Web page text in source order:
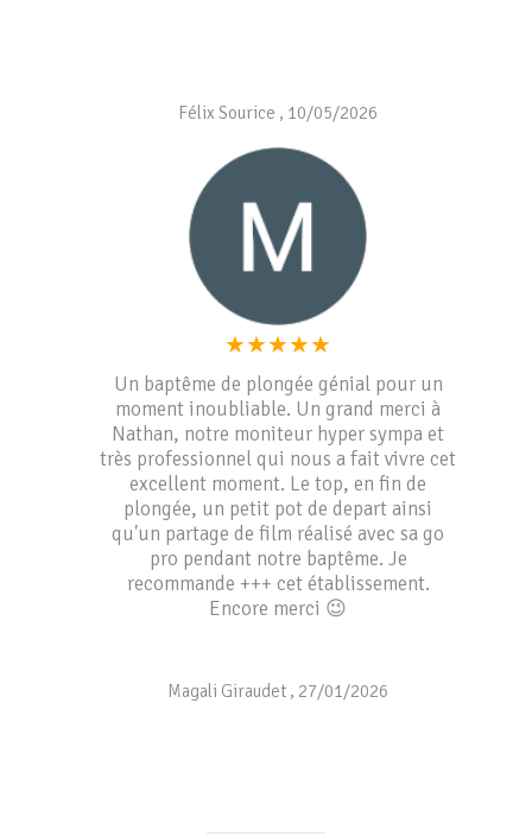
Félix Sourice , 10/05/2026
★★★★★
Un baptême de plongée génial pour un
moment inoubliable. Un grand merci à
Nathan, notre moniteur hyper sympa et
très professionnel qui nous a fait vivre cet
excellent moment. Le top, en fin de
plongée, un petit pot de depart ainsi
qu'un partage de film réalisé avec sa go
pro pendant notre baptême. Je
recommande +++ cet établissement.
Encore merci 😉
Magali Giraudet , 27/01/2026